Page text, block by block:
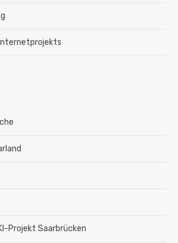
Projekt Saarbrücken